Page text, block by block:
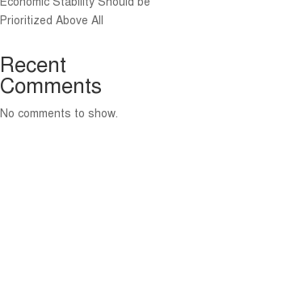
Prioritized Above All
Recent
Comments
No comments to show.